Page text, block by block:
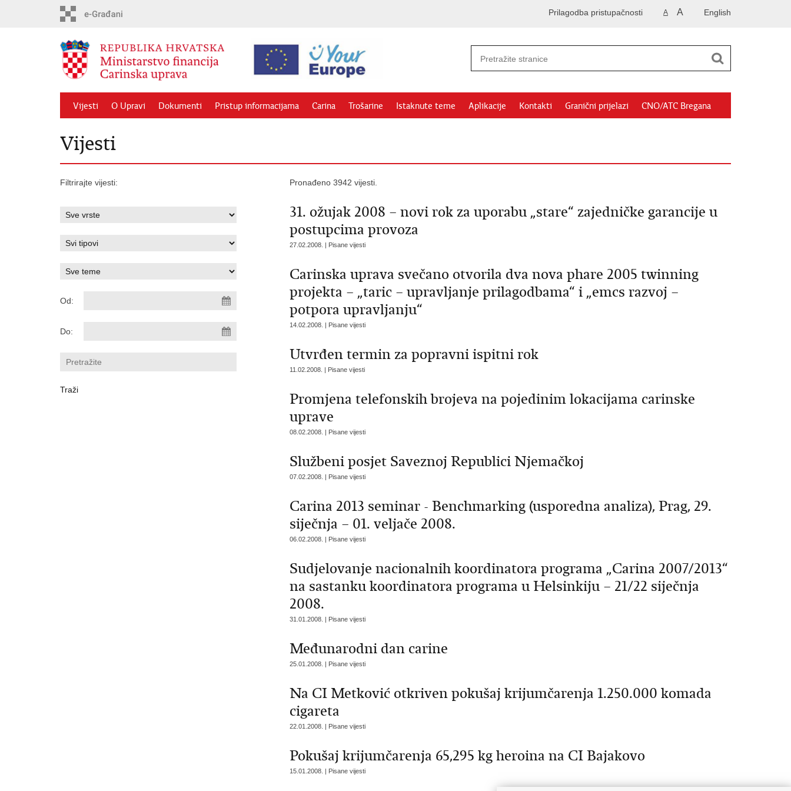
English
A A
Prilagodba pristupačnosti
Vijesti O Upravi Dokumenti Pristup informacijama Carina Trošarine Istaknute teme Aplikacije Kontakti Granični prijelazi CNO/ATC Bregana
Vijesti
Filtrirajte vijesti:
Od:
Do:
Pronađeno 3942 vijesti.
31. ožujak 2008 – novi rok za uporabu „stare“ zajedničke garancije u
postupcima provoza
27.02.2008. | Pisane vijesti
Carinska uprava svečano otvorila dva nova phare 2005 twinning
projekta – „taric – upravljanje prilagodbama“ i „emcs razvoj –
potpora upravljanju“
14.02.2008. | Pisane vijesti
Utvrđen termin za popravni ispitni rok
11.02.2008. | Pisane vijesti
Promjena telefonskih brojeva na pojedinim lokacijama carinske
uprave
08.02.2008. | Pisane vijesti
Službeni posjet Saveznoj Republici Njemačkoj
07.02.2008. | Pisane vijesti
Carina 2013 seminar - Benchmarking (usporedna analiza), Prag, 29.
siječnja – 01. veljače 2008.
06.02.2008. | Pisane vijesti
Sudjelovanje nacionalnih koordinatora programa „Carina 2007/2013“
na sastanku koordinatora programa u Helsinkiju – 21/22 siječnja
2008.
31.01.2008. | Pisane vijesti
Međunarodni dan carine
25.01.2008. | Pisane vijesti
Na CI Metković otkriven pokušaj krijumčarenja 1.250.000 komada
cigareta
22.01.2008. | Pisane vijesti
Pokušaj krijumčarenja 65,295 kg heroina na CI Bajakovo
15.01.2008. | Pisane vijesti